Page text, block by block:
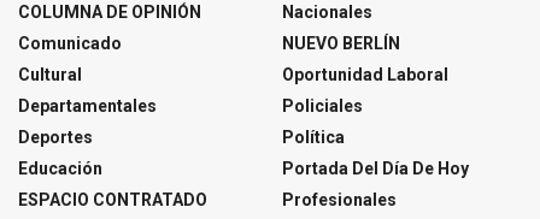
COLUMNA DE OPINIÓN
Comunicado
Cultural
Departamentales
Deportes
Educación
ESPACIO CONTRATADO
Nacionales
NUEVO BERLÍN
Oportunidad Laboral
Policiales
Política
Portada Del Día De Hoy
Profesionales